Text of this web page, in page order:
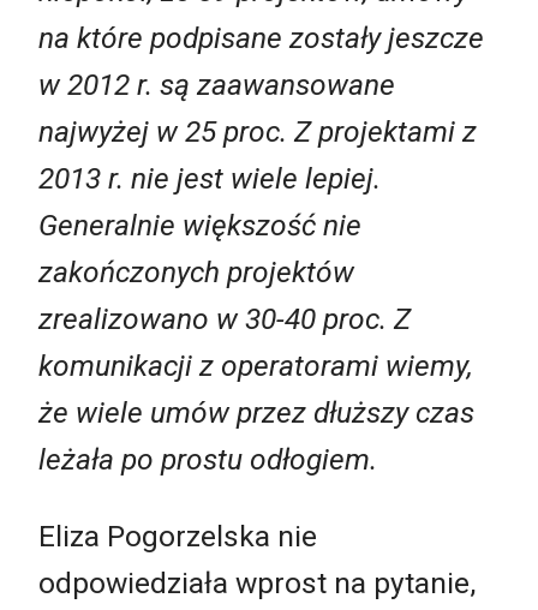
na które podpisane zostały jeszcze
w 2012 r. są zaawansowane
najwyżej w 25 proc. Z projektami z
2013 r. nie jest wiele lepiej.
Generalnie większość nie
zakończonych projektów
zrealizowano w 30-40 proc. Z
komunikacji z operatorami wiemy,
że wiele umów przez dłuższy czas
leżała po prostu odłogiem.
Eliza Pogorzelska nie
odpowiedziała wprost na pytanie,